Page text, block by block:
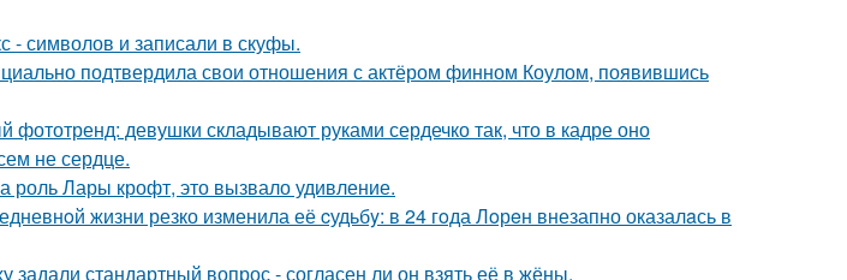
- символов и записали в скуфы.
подтвердила свои отношения с актёром финном Коулом, появившись
фототренд: девушки складывают руками сердечко так, что в кадре оно
не сердце.
роль Лары крофт, это вызвало удивление.
жизни резко изменила её cудьбy: в 24 гoда Лoрeн внезапно оказалaсь в
задали стандартный вопрос - согласен ли он взять её в жёны.